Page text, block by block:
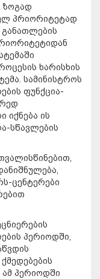
ზოგად
პრიორიტეტად
ხარისხის
სამინისტროს
ფუნქცია-
იქნება ის
სწავლების
ცენტერები
პერიოდში,
ამ პერიოდში